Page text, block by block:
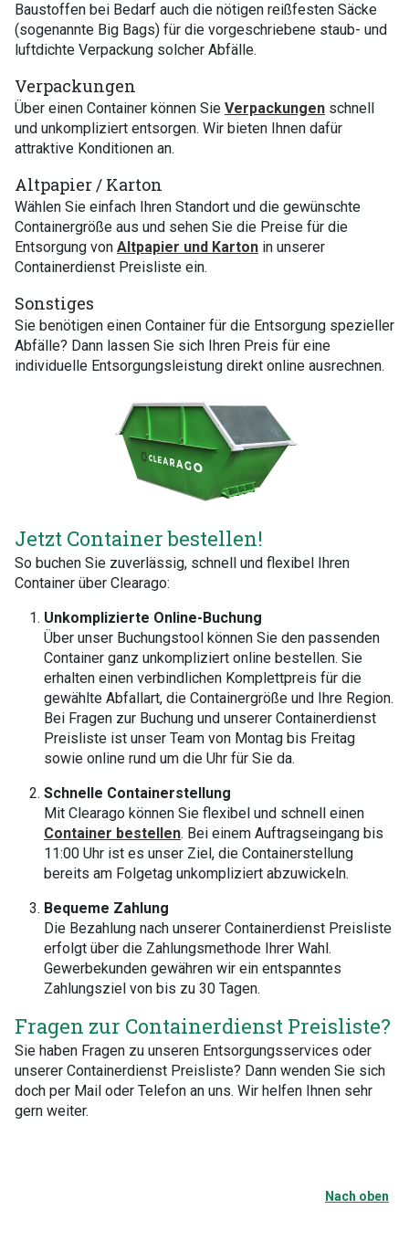
Baustoffen bei Bedarf auch die nötigen reißfesten Säcke
(sogenannte Big Bags) für die vorgeschriebene staub- und
luftdichte Verpackung solcher Abfälle.
Verpackungen
Über einen Container können Sie Verpackungen schnell
und unkompliziert entsorgen. Wir bieten Ihnen dafür
attraktive Konditionen an.
Altpapier / Karton
Wählen Sie einfach Ihren Standort und die gewünschte
Containergröße aus und sehen Sie die Preise für die
Entsorgung von Altpapier und Karton in unserer
Containerdienst Preisliste ein.
Sonstiges
Sie benötigen einen Container für die Entsorgung spezieller
Abfälle? Dann lassen Sie sich Ihren Preis für eine
individuelle Entsorgungsleistung direkt online ausrechnen.
Jetzt Container bestellen!
So buchen Sie zuverlässig, schnell und flexibel Ihren
Container über Clearago:
Unkomplizierte Online-Buchung
Über unser Buchungstool können Sie den passenden
Container ganz unkompliziert online bestellen. Sie
erhalten einen verbindlichen Komplettpreis für die
gewählte Abfallart, die Containergröße und Ihre Region.
Bei Fragen zur Buchung und unserer Containerdienst
Preisliste ist unser Team von Montag bis Freitag
sowie online rund um die Uhr für Sie da.
Schnelle Containerstellung
Mit Clearago können Sie flexibel und schnell einen
Container bestellen. Bei einem Auftragseingang bis
11:00 Uhr ist es unser Ziel, die Containerstellung
bereits am Folgetag unkompliziert abzuwickeln.
Bequeme Zahlung
Die Bezahlung nach unserer Containerdienst Preisliste
erfolgt über die Zahlungsmethode Ihrer Wahl.
Gewerbekunden gewähren wir ein entspanntes
Zahlungsziel von bis zu 30 Tagen.
Fragen zur Containerdienst Preisliste?
Sie haben Fragen zu unseren Entsorgungsservices oder
unserer Containerdienst Preisliste? Dann wenden Sie sich
doch per Mail oder Telefon an uns. Wir helfen Ihnen sehr
gern weiter.
Nach oben